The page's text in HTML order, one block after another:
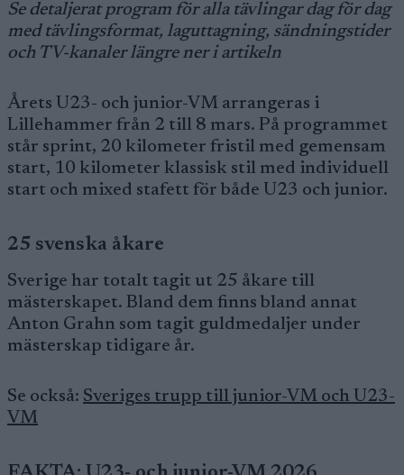
Se detaljerat program för alla tävlingar dag för dag
med tävlingsformat, laguttagning, sändningstider
och TV-kanaler längre ner i artikeln
Årets U23- och junior-VM arrangeras i
Lillehammer från 2 till 8 mars. På programmet
står sprint, 20 kilometer fristil med gemensam
start, 10 kilometer klassisk stil med individuell
start och mixed stafett för både U23 och junior.
25 svenska åkare
Sverige har totalt tagit ut 25 åkare till
mästerskapet. Bland dem finns bland annat
Anton Grahn som tagit guldmedaljer under
mästerskap tidigare år.
Se också: Sveriges trupp till junior-VM och U23-
VM